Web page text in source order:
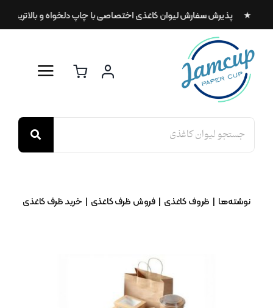
to
★ پذیرش سفارش لیوان کاغذی اختصاصی با چاپ دلخواه و بالاترین
Search
for:
نوشته‌ها ظروف کاغذی فروش ظرف کاغذی خرید ظرف کاغذی